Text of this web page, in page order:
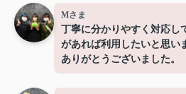
Mさま
丁寧に分かりやすく対応し
があれば利用したいと思い
ありがとうございました。